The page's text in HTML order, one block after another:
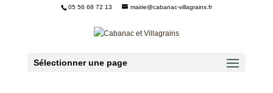
05 56 68 72 13 mairie@cabanac-villagrains.fr
Sélectionner une page